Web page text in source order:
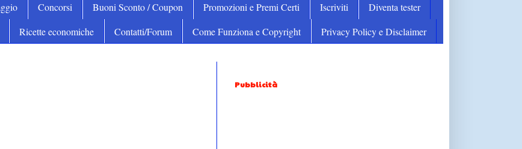
Concorsi Buoni Sconto / Coupon Promozioni e Premi Certi Iscriviti
Diventa tester
Ricette economiche Contatti/Forum Come Funziona e Copyright Privacy Policy e Disclaimer
Pubblicità